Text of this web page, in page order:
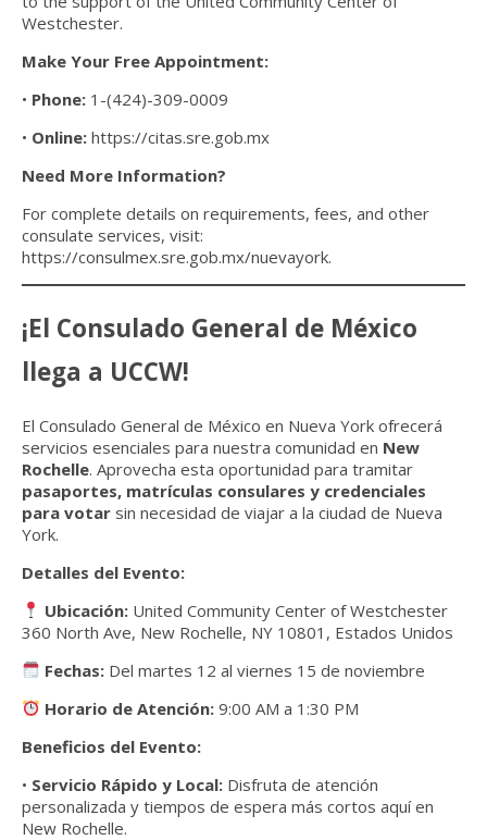
Westchester.
Make Your Free Appointment:
• Phone: 1-(424)-309-0009
• Online: https://citas.sre.gob.mx
Need More Information?
For complete details on requirements, fees, and other
consulate services, visit:
https://consulmex.sre.gob.mx/nuevayork.
¡El Consulado General de México
llega a UCCW!
El Consulado General de México en Nueva York ofrecerá
servicios esenciales para nuestra comunidad en New
Rochelle. Aprovecha esta oportunidad para tramitar
pasaportes, matrículas consulares y credenciales
para votar sin necesidad de viajar a la ciudad de Nueva
York.
Detalles del Evento:
Ubicación: United Community Center of Westchester
360 North Ave, New Rochelle, NY 10801, Estados Unidos
Fechas: Del martes 12 al viernes 15 de noviembre
Horario de Atención: 9:00 AM a 1:30 PM
Beneficios del Evento:
• Servicio Rápido y Local: Disfruta de atención
personalizada y tiempos de espera más cortos aquí en
New Rochelle.